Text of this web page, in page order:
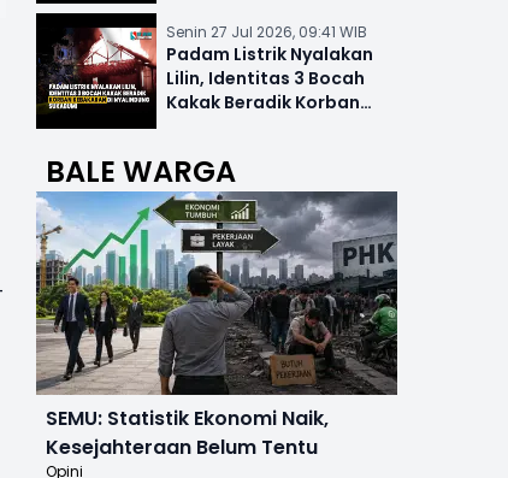
Senin 27 Jul 2026, 09:41 WIB
Padam Listrik Nyalakan
Lilin, Identitas 3 Bocah
Kakak Beradik Korban
BALE WARGA
SEMU: Statistik Ekonomi Naik,
Kesejahteraan Belum Tentu
Opini